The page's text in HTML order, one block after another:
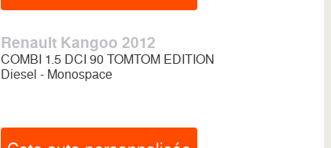
Renault Kangoo 2012
COMBI 1.5 DCI 90 TOMTOM EDITION
Diesel - Monospace